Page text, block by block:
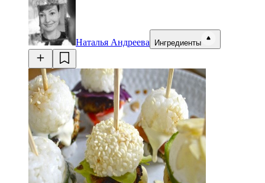
Наталья Андреева Ингредиенты